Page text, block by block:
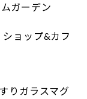
ガーデン
ップ&カフ
りガラスマグ